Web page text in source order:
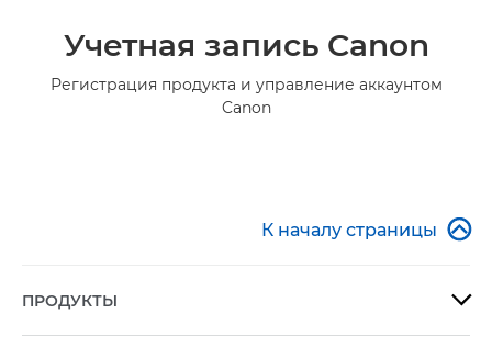
Учетная запись Canon
Регистрация продукта и управление аккаунтом
Canon
К началу страницы 
ПРОДУКТЫ 